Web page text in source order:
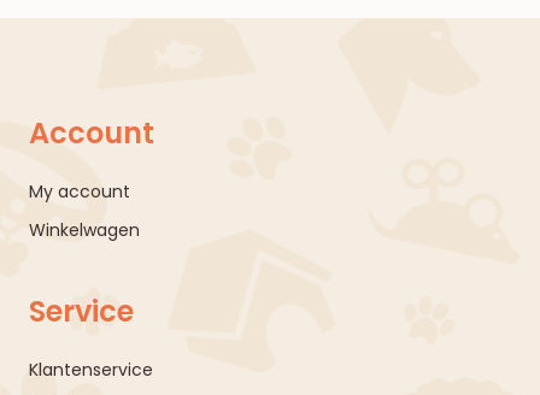
Account
My account
Winkelwagen
Service
Klantenservice